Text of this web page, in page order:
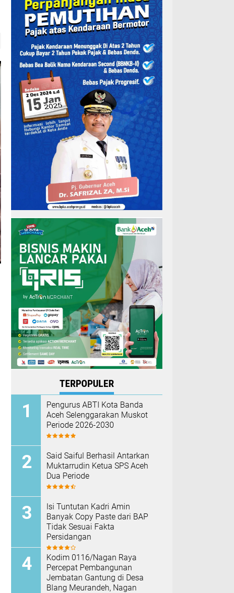
TERPOPULER
Pengurus ABTI Kota Banda
Aceh Selenggarakan Muskot
Periode 2026-2030
Said Saiful Berhasil Antarkan
Muktarrudin Ketua SPS Aceh
Dua Periode
Isi Tuntutan Kadri Amin
Banyak Copy Paste dari BAP
Tidak Sesuai Fakta
Persidangan
Kodim 0116/Nagan Raya
Percepat Pembangunan
Jembatan Gantung di Desa
Blang Meurandeh, Nagan